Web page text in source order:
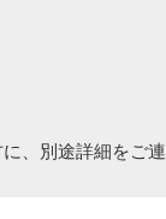
、別途詳細をご